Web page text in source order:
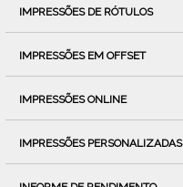
IMPRESSÕES DE RÓTULOS
IMPRESSÕES EM OFFSET
IMPRESSÕES ONLINE
IMPRESSÕES PERSONALIZADAS